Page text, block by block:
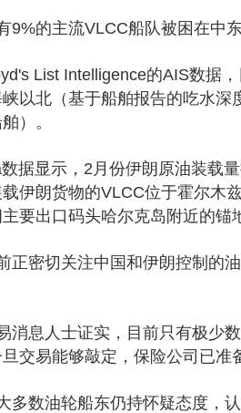
9%的主流VLCC船队被困在中东
List Intelligence的AIS数据
以北（基于船舶报告的吃水
）。
据显示，2月份伊朗原油装载
伊朗货物的VLCC位于霍尔木
要出口码头哈尔克岛附近的锚
正密切关注中国和伊朗控制的
消息人士证实，目前只有极少
交易能够敲定，保险公司已准
多数油轮船东仍持怀疑态度，